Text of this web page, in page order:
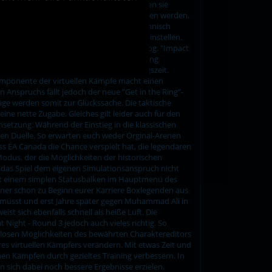
Durch die "Total Punch Control" haben sie
die unterschiedlichsten Boxer begegnen werden,
boxen müssen als gegen einen technisch
fighten" sollten sich bald erste Erfolge einstellen.
sein Glück immer noch mit einem der sog. "Impact
lassen den Gegner hilflos durch den Ring
Punches" einiges an Vorbereitungszeit.
der virtuellen Kämpfe macht einen
fällt jedoch der neue "Get in the Ring"-
werden somit zur Glückssache. Die taktische
nette Zugabe. Gleiches gilt leider auch für den
Während der Einstieg in die klassischen
Duelle. So erwarten euch weder Orginal-Arenen
Canada die Chance verspielt hat, die legendären
der die Möglichkeiten der historischen
Spiel dem eigenen Simulationsanspruch nicht
simplen Statusbalken im Hauptmenü des
schon zu Beginn eurer Karriere Boxlegenden aus
und erst Jahre später gegen Muhammad Ali in
sich ebenfalls schnell als heiße Luft. Die
- Round 3 jedoch auch vieles richtig. So
Möglichkeiten des bewährten Charaktereditors
virtuellen Kämpfers verändern. Mit etwas Zeit und
Kämpfen durch gezieltes Training verbessern. In
dabei noch bessere Ergebnisse erzielen.